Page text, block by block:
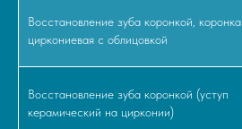
Восстановление зуба коронкой, коронка
циркониевая с облицовкой
Восстановление зуба коронкой (уступ
керамический на цирконии)